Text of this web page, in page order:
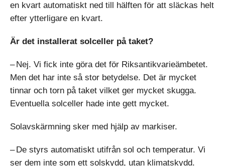
en kvart automatiskt ned till hälften för att släckas helt
efter ytterligare en kvart.
Är det installerat solceller på taket?
– Nej. Vi fick inte göra det för Riksantikvarie­ämbetet.
Men det har inte så stor betydelse. Det är mycket
tinnar och torn på taket vilket ger mycket skugga.
Eventuella solceller hade inte gett mycket.
Solavskärmning sker med hjälp av markiser.
– De styrs automatiskt utifrån sol och temperatur. Vi
ser dem inte som ett solskydd, utan klimat­skydd.